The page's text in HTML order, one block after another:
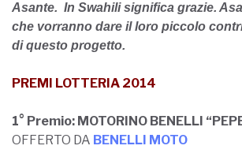
Asante. In Swahili significa grazie.
che vorranno dare il loro piccolo co
di questo progetto.
PREMI LOTTERIA 2014
1° Premio: MOTORINO BENELLI
OFFERTO DA BENELLI MOTO